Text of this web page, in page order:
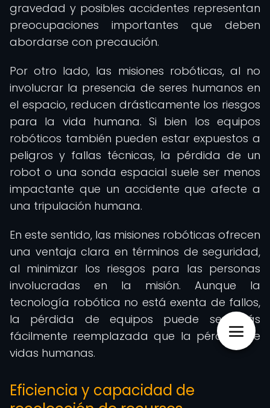
gravedad y posibles accidentes representan
preocupaciones importantes que deben
abordarse con precaución.
Por otro lado, las misiones robóticas, al no
involucrar la presencia de seres humanos en
el espacio, reducen drásticamente los riesgos
para la vida humana. Si bien los equipos
robóticos también pueden estar expuestos a
peligros y fallas técnicas, la pérdida de un
robot o una sonda espacial suele ser menos
impactante que un accidente que afecte a
una tripulación humana.
En este sentido, las misiones robóticas ofrecen
una ventaja clara en términos de seguridad,
al minimizar los riesgos para las personas
involucradas en la misión. Aunque la
tecnología robótica no está exenta de fallos,
la pérdida de equipos puede ser más
fácilmente reemplazada que la pérdida de
vidas humanas.
Eficiencia y capacidad de